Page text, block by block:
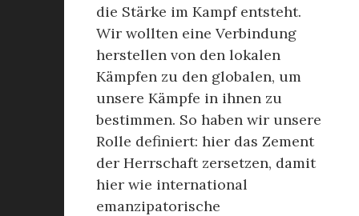
die Stärke im Kampf entsteht.
Wir wollten eine Verbindung
herstellen von den lokalen
Kämpfen zu den globalen, um
unsere Kämpfe in ihnen zu
bestimmen. So haben wir unsere
Rolle definiert: hier das Zement
der Herrschaft zersetzen, damit
hier wie international
emanzipatorische